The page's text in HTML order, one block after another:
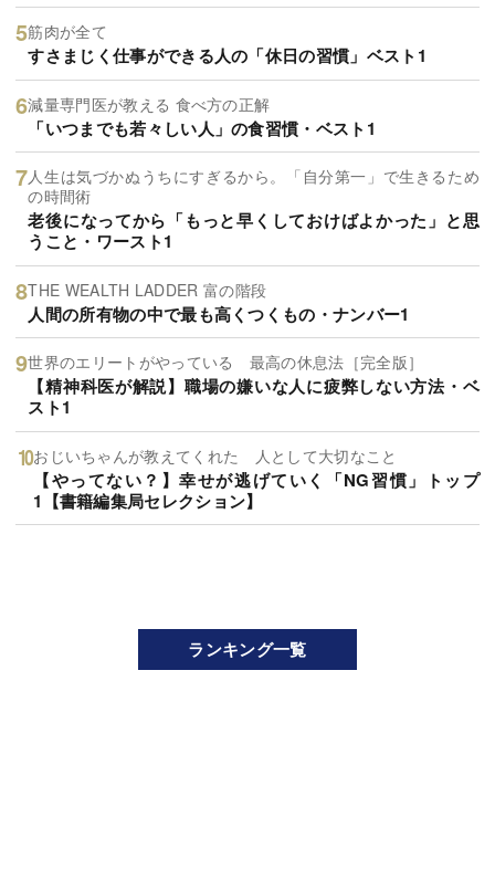
筋肉が全て
すさまじく仕事ができる人の「休日の習慣」ベスト1
減量専門医が教える 食べ方の正解
「いつまでも若々しい人」の食習慣・ベスト1
人生は気づかぬうちにすぎるから。「自分第一」で生きるため
の時間術
老後になってから「もっと早くしておけばよかった」と思
うこと・ワースト1
THE WEALTH LADDER 富の階段
人間の所有物の中で最も高くつくもの・ナンバー1
世界のエリートがやっている 最高の休息法［完全版］
【精神科医が解説】職場の嫌いな人に疲弊しない方法・ベ
スト1
おじいちゃんが教えてくれた 人として大切なこと
【やってない？】幸せが逃げていく「NG習慣」トップ
1【書籍編集局セレクション】
ランキング一覧